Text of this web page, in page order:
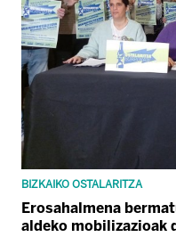
BIZKAIKO OSTALARITZA
Erosahalmena
aldeko mobilizazioak